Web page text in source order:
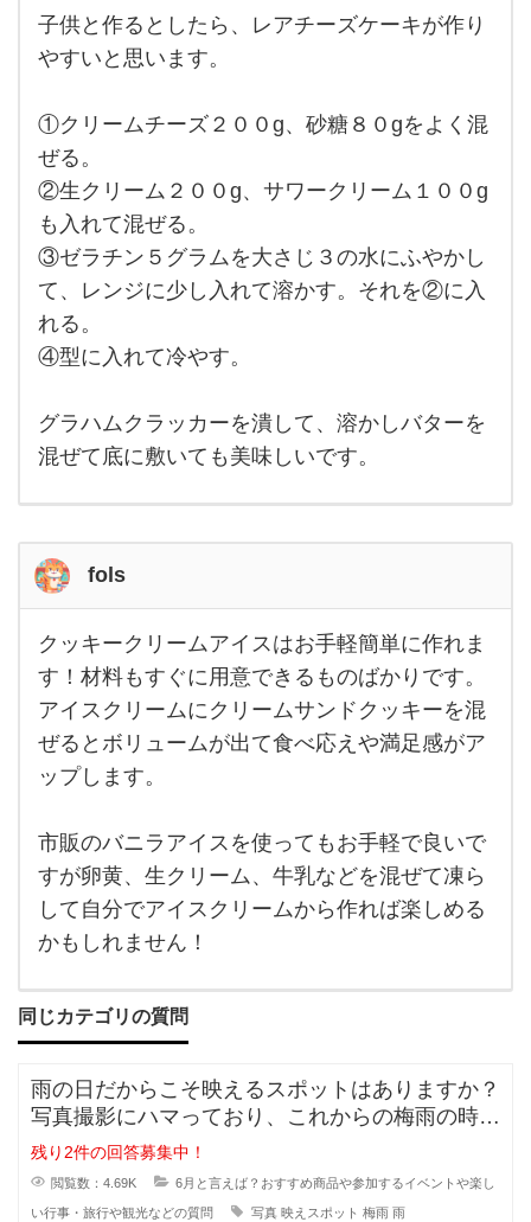
子供
と作
ると
ら、
レア
チー
ズケ
ーキ
が作
りや
すい
と思
いま
す。
①ク
リー
子供と作るとしたら、レアチーズケーキが作り
やすいと思います。
①クリームチーズ２００g、砂糖８０gをよく混
ぜる。
②生クリーム２００g、サワークリーム１００g
も入れて混ぜる。
③ゼラチン５グラムを大さじ３の水にふやかし
て、レンジに少し入れて溶かす。それを②に入
れる。
④型に入れて冷やす。
グラハムクラッカーを潰して、溶かしバターを
混ぜて底に敷いても美味しいです。
fols
クッ
キー
クリ
ーム
アイ
スは
お手
軽簡
ま
す！
材料
もす
ぐに
用意
でき
のば
か
クッキークリームアイスはお手軽簡単に作れま
す！材料もすぐに用意できるものばかりです。
アイスクリームにクリームサンドクッキーを混
ぜるとボリュームが出て食べ応えや満足感がア
ップします。
市販のバニラアイスを使ってもお手軽で良いで
すが卵黄、生クリーム、牛乳などを混ぜて凍ら
して自分でアイスクリームから作れば楽しめる
かもしれません！
同じカテゴリの質問
雨の日だからこそ映えるスポットはありますか？
写真撮影にハマっており、これからの梅雨の時期
はせっかくなので雨をテーマにした
残り2件の回答募集中！
閲覧数：4.69K 6月と言えば？おすすめ商品や参加するイベントや楽し
い行事・旅行や観光などの質問 写真 映えスポット 梅雨 雨